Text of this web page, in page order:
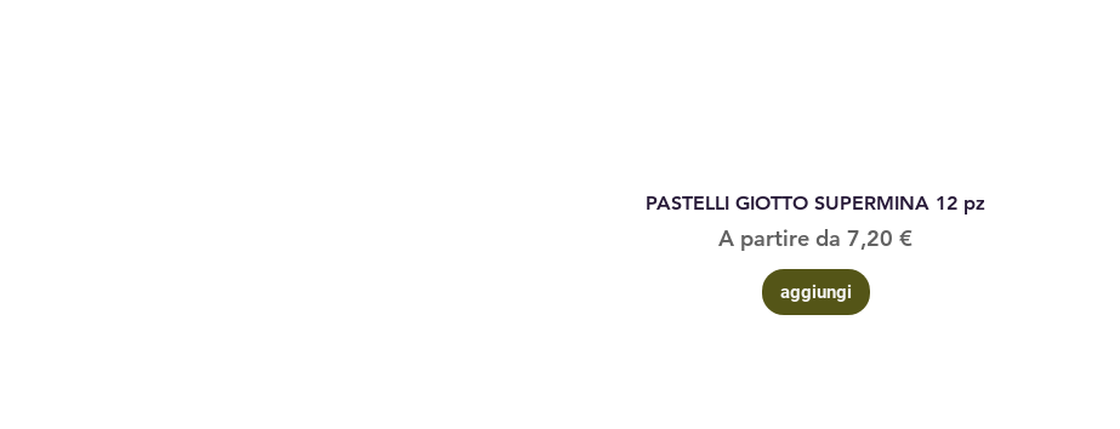
Vista rapida
PASTELLI GIOTTO SUPERMINA 12 pz
A partire da 7,20 €
Prezzo scontato
aggiungi